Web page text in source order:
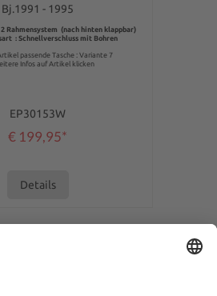
Bj.1991 - 1995
(nach hinten klappbar)
: Schnellverschluss mit Bohren
passende Tasche : Variante 7
Infos auf Artikel klicken
EP30153W
€ 199,95*
Details